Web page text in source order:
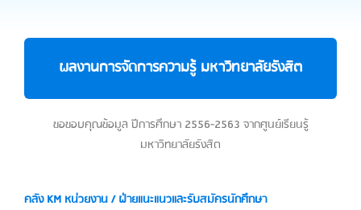
ผลงานการจัดการความรู้ มหาวิทยาลัยรังสิต
ขอขอบคุณข้อมูล ปีการศึกษา 2556-2563 จากศูนย์เรียนรู้
มหาวิทยาลัยรังสิต
คลัง KM หน่วยงาน / ฝ่ายแนะแนวและรับสมัครนักศึกษา